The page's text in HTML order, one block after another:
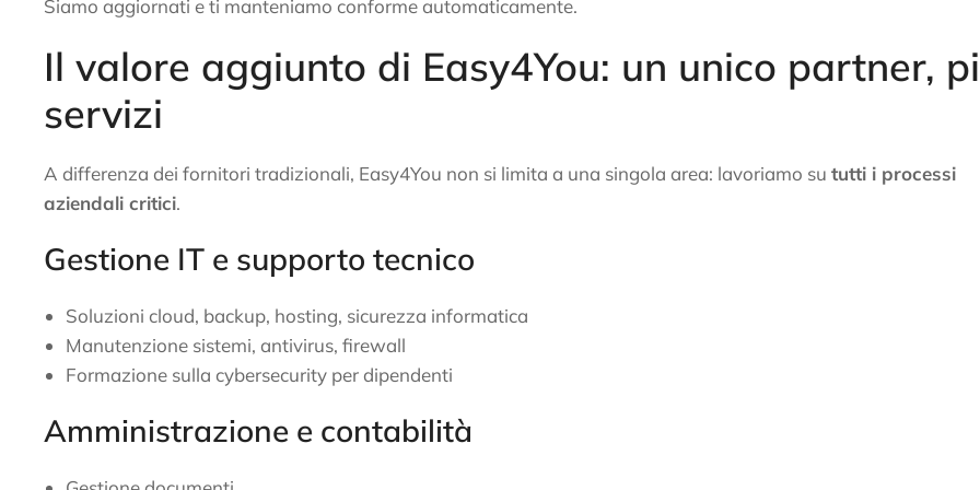
Siamo aggiornati e ti manteniamo conforme automaticamente.
Il valore aggiunto di Easy4You: un unico partner,
servizi
A differenza dei fornitori tradizionali, Easy4You non si limita a una singola area: lavoriamo su tutti i processi
aziendali critici.
Gestione IT e supporto tecnico
Soluzioni cloud, backup, hosting, sicurezza informatica
Manutenzione sistemi, antivirus, firewall
Formazione sulla cybersecurity per dipendenti
Amministrazione e contabilità